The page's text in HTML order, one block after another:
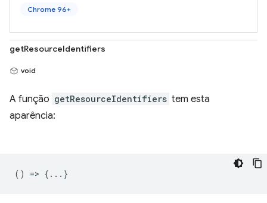
Chrome 96+
getResourceIdentifiers
void
A função getResourceIdentifiers tem esta
aparência:
() => {...}